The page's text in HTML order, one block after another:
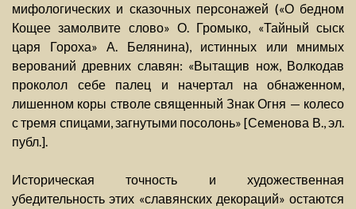
мифологических и сказочных персонажей («О бедном
Кощее замолвите слово» О. Громыко, «Тайный сыск
царя Гороха» А. Белянина), истинных или мнимых
верований древних славян: «Вытащив нож, Волкодав
проколол себе палец и начертал на обнаженном,
лишенном коры стволе священный Знак Огня — колесо
с тремя спицами, загнутыми посолонь» [Семенова В., эл.
публ.].
Историческая точность и художественная
убедительность этих «славянских декораций» остаются